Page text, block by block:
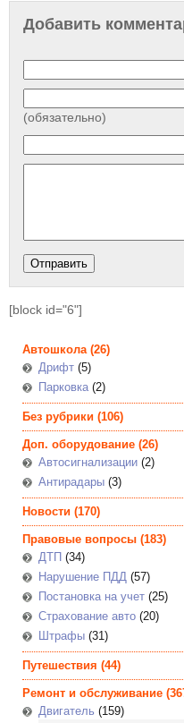
Добавить
(обязательно)
[block id="6"]
Автошкола(26)
Дрифт (5)
Парковка(2)
Без рубрики (106)
Доп. оборудование (26)
Автосигнализации (2)
Антирадары (3)
Новости (170)
Правовые вопросы (183)
ДТП (34)
Нарушение ПДД (57)
Постановка на учет (25)
Страхование авто (20)
Штрафы (31)
Путешествия (44)
Ремонт и обслуживание
Двигатель (159)